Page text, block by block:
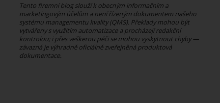
Tento firemní blog slouží k obecným informačním a
marketingovým účelům a není řízeným dokumentem našeho
systému managementu kvality (QMS). Překlady mohou být
vytvářeny s využitím automatizace a procházejí redakční
kontrolou; i přes veškerou péči se mohou vyskytnout chyby —
závazná je výhradně oficiálně zveřejněná produktová
dokumentace.